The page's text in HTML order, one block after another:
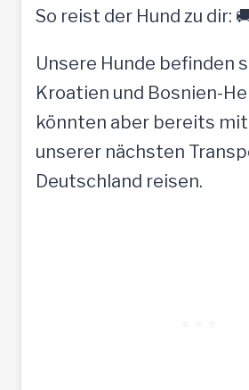
So reist der Hund zu dir:
Unsere Hunde befinden
Kroatien und Bosnien-
könnten aber bereits
unserer nächsten
Deutschland reisen.